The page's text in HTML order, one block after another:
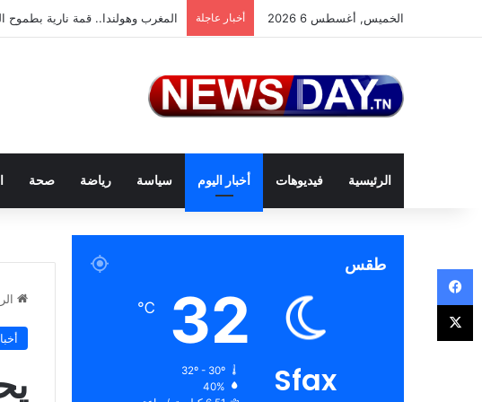
الخميس, أغسطس 6 2026 أخبار عاجلة المغرب وهولندا.. قمة نارية بطموح
الرئيسية فيديوهات أخبار اليوم سياسة رياضة صحة
طقس
Sfax
32
℃
32º - 30º
40%
فيسبوك
‫X